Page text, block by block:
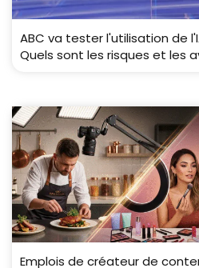
ABC va tester l'utilisation de
Quels sont les risques et les
Emplois de créateur de